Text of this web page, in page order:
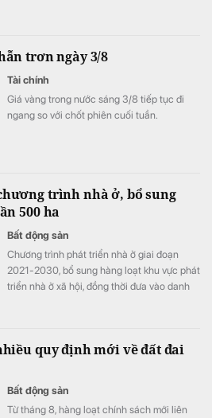
trơn ngày 3/8
Tài chính
Giá vàng trong nước sáng 3/8 tiếp tục đi
ngang so với chốt phiên cuối tuần.
trình nhà ở, bổ sung
500 ha
Bất động sản
Chương trình phát triển nhà ở giai đoạn
2021-2030, bổ sung hàng loạt khu vực phát
triển nhà ở xã hội, đồng thời đưa vào danh
quy định mới về đất đai
Bất động sản
Từ tháng 8, hàng loạt chính sách mới liên